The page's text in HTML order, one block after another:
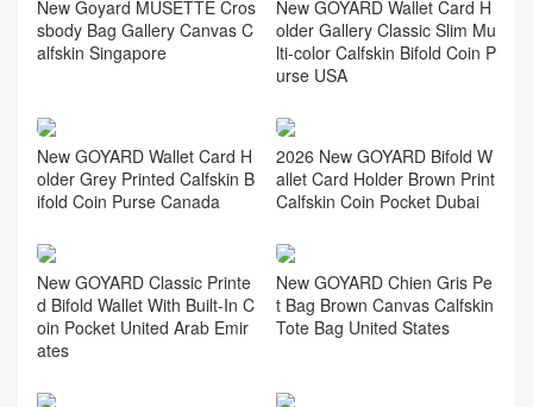
New Goyard MUSETTE Cros
sbody Bag Gallery Canvas C
alfskin Singapore
New GOYARD Wallet Card H
older Gallery Classic Slim Mu
lti-color Calfskin Bifold Coin P
urse USA
New GOYARD Wallet Card H
older Grey Printed Calfskin B
ifold Coin Purse Canada
2026 New GOYARD Bifold W
allet Card Holder Brown Print
Calfskin Coin Pocket Dubai
New GOYARD Classic Printe
d Bifold Wallet With Built-In C
oin Pocket United Arab Emir
ates
New GOYARD Chien Gris Pe
t Bag Brown Canvas Calfskin
Tote Bag United States